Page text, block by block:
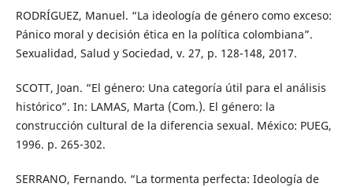
RODRÍGUEZ, Manuel. “La ideología de género como exceso:
Pánico moral y decisión ética en la política colombiana”.
Sexualidad, Salud y Sociedad, v. 27, p. 128-148, 2017.
SCOTT, Joan. “El género: Una categoría útil para el análisis
histórico”. In: LAMAS, Marta (Com.). El género: la
construcción cultural de la diferencia sexual. México: PUEG,
1996. p. 265-302.
SERRANO, Fernando. “La tormenta perfecta: Ideología de